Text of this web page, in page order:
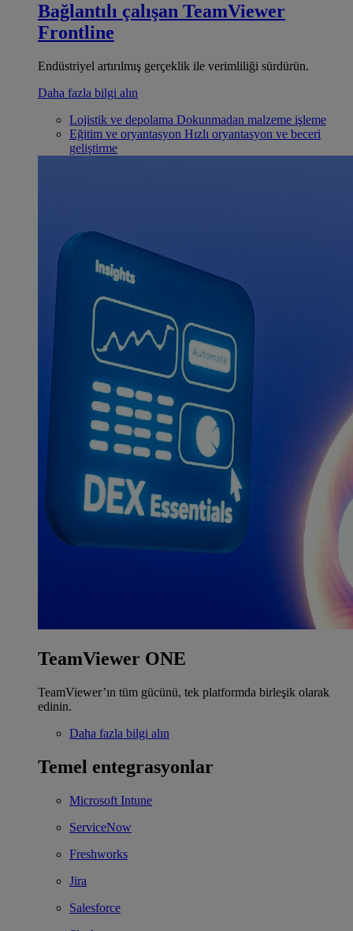
Bağlantılı çalışan TeamViewer
Frontline
Endüstriyel artırılmış gerçeklik ile verimliliği sürdürün.
Daha fazla bilgi alın
Lojistik ve depolama Dokunmadan malzeme işleme
Eğitim ve oryantasyon Hızlı oryantasyon ve beceri
geliştirme
TeamViewer ONE
TeamViewer’ın tüm gücünü, tek platformda birleşik olarak
edinin.
Daha fazla bilgi alın
Temel entegrasyonlar
Microsoft Intune
ServiceNow
Freshworks
Jira
Salesforce